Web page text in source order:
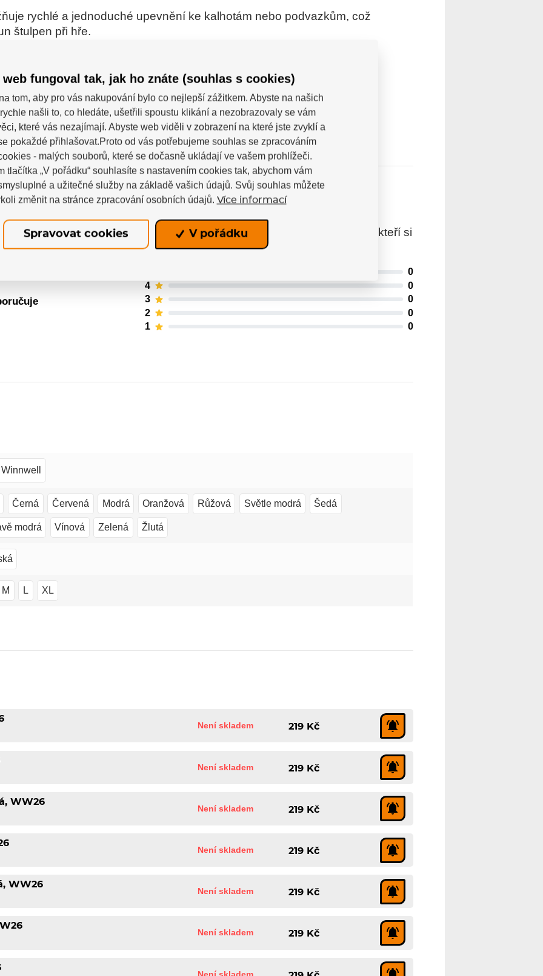
rychlé a jednoduché upevnění ke kalhotám nebo podvazkům, což
štulpen při hře.
určen
potřebují spolehlivé a odolné štulpny s jednoduchým uchycením pro
uživatelů. Hodnotit produkty mohou pouze registrovaní uživatelé, kteří si
0
4
0
3
0
2
0
1
0
Winnwell
Černá Červená Modrá Oranžová Růžová Světle modrá Šedá
modrá Vínová Zelená Žlutá
M L XL
Není skladem 219 Kč
Není skladem 219 Kč
WW26
Není skladem 219 Kč
Není skladem 219 Kč
WW26
Není skladem 219 Kč
Není skladem 219 Kč
Není skladem
web fungoval tak, jak ho znáte (souhlas s cookies)
tom, aby pro vás nakupování bylo co nejlepší zážitkem. Abyste na našich
našli to, co hledáte, ušetřili spoustu klikání a nezobrazovaly se vám
které vás nezajímají. Abyste web viděli v zobrazení na které jste zvyklí a
pokaždé přihlašovat.Proto od vás potřebujeme souhlas se zpracováním
- malých souborů, které se dočasně ukládají ve vašem prohlížeči.
tlačítka „V pořádku“ souhlasíte s nastavením cookies tak, abychom vám
a užitečné služby na základě vašich údajů. Svůj souhlas můžete
změnit na stránce zpracování osobních údajů. Více informací
Spravovat cookies V pořádku